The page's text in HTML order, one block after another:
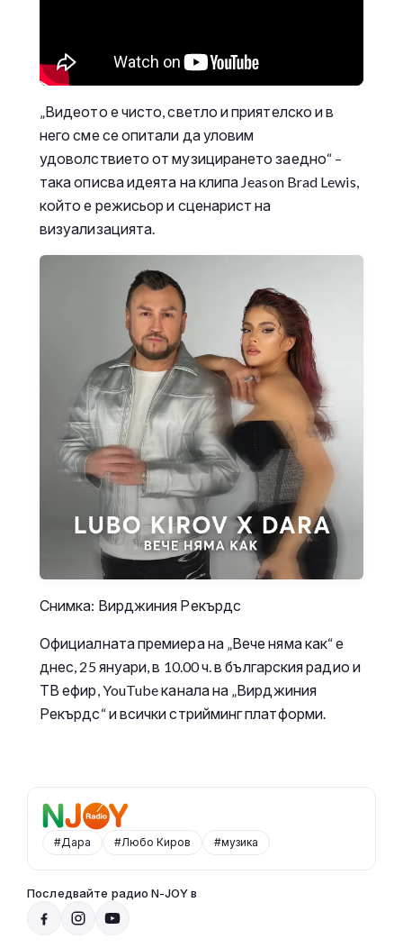
„Видеото е чисто, светло и приятелско и в
него сме се опитали да уловим
удоволствието от музицирането заедно“ –
така описва идеята на клипа Jeason Brad Lewis,
който е режисьор и сценарист на
визуализацията.
Снимка: Вирджиния Рекърдс
Официалната премиера на „Вече няма как“ е
днес, 25 януари, в 10.00 ч. в българския радио и
ТВ ефир, YouTube канала на „Вирджиния
Рекърдс“ и всички стрийминг платформи.
#Дара #Любо Киров #музика
Последвайте радио N-JOY в
10:00 - 14:00